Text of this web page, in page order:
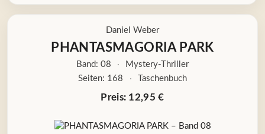
Daniel Weber
PHANTASMAGORIA PARK
Band: 08 ·
Mystery-Thriller
Seiten: 168
· Taschenbuch
Preis: 12,95 €